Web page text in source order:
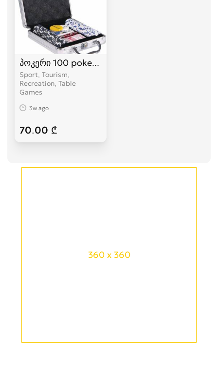
პოკერი 100 poker პოკერის ნაკრები
Sport, Tourism,
Recreation, Table
Games
3w ago
70.00 ₾
360 x 360